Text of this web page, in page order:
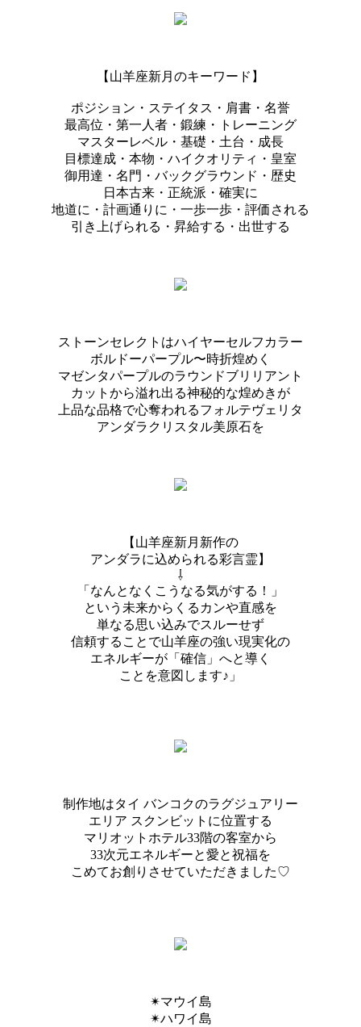
【山羊座新月のキーワード】
ポジション・ステイタス・肩書・名誉
最高位・第一人者・鍛練・トレーニング
マスターレベル・基礎・土台・成長
目標達成・本物・ハイクオリティ・皇室
御用達・名門・バックグラウンド・歴史
日本古来・正統派・確実に
地道に・計画通りに・一歩一歩・評価される
引き上げられる・昇給する・出世する
ストーンセレクトはハイヤーセルフカラー
ボルドーパープル〜時折煌めく
マゼンタパープルのラウンドブリリアント
カットから溢れ出る神秘的な煌めきが
上品な品格で心奪われるフォルテヴェリタ
アンダラクリスタル美原石を
【山羊座新月新作の
アンダラに込められる彩言霊】
⇩
「なんとなくこうなる気がする！」
という未来からくるカンや直感を
単なる思い込みでスルーせず
信頼することで山羊座の強い現実化の
エネルギーが「確信」へと導く
ことを意図します♪」
制作地はタイ バンコクのラグジュアリー
エリア スクンビットに位置する
マリオットホテル33階の客室から
33次元エネルギーと愛と祝福を
こめてお創りさせていただきました♡
✴︎マウイ島
✴︎ハワイ島